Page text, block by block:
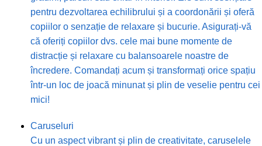
pentru dezvoltarea echilibrului și a coordonării și oferă
copiilor o senzație de relaxare și bucurie. Asigurați-vă
că oferiți copiilor dvs. cele mai bune momente de
distracție și relaxare cu balansoarele noastre de
încredere. Comandați acum și transformați orice spațiu
într-un loc de joacă minunat și plin de veselie pentru cei
mici!
Caruseluri
Cu un aspect vibrant și plin de creativitate, caruselele